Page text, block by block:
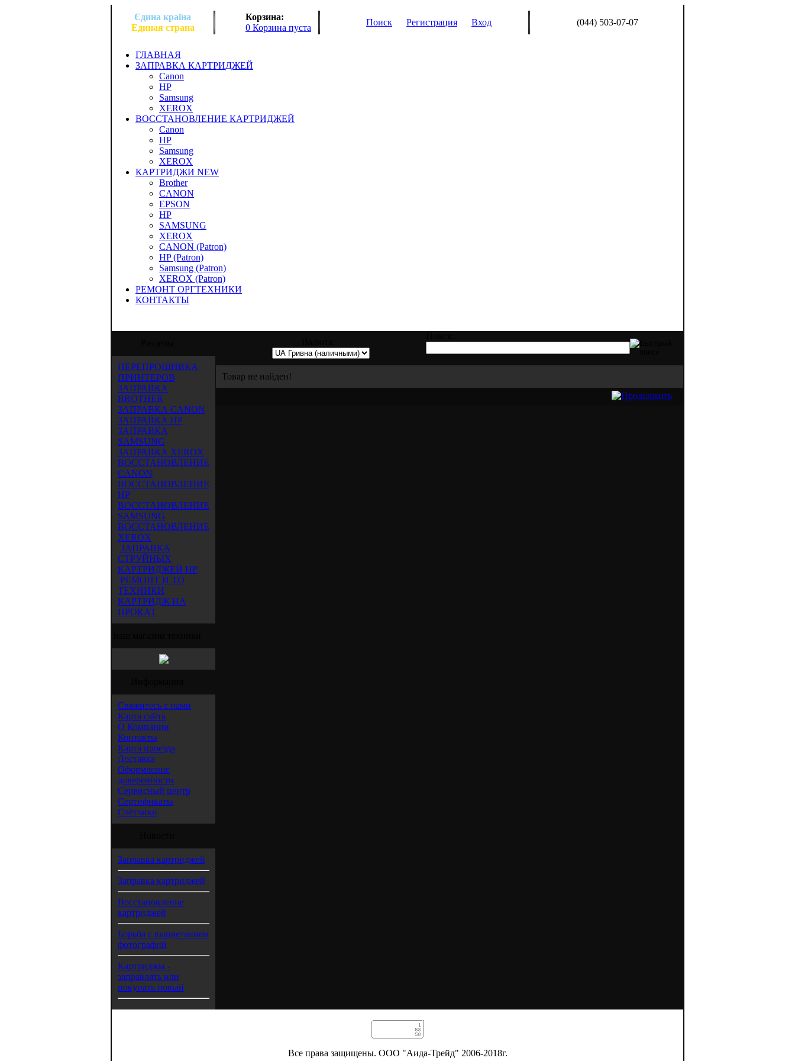
Єдина країна
Единая страна
Корзина:
0 Корзина пуста
Поиск Регистрация Вход (044) 503-07-07
ГЛАВНАЯ
ЗАПРАВКА КАРТРИДЖЕЙ
Canon
HP
Samsung
XEROX
ВОССТАНОВЛЕНИЕ КАРТРИДЖЕЙ
Canon
HP
Samsung
XEROX
КАРТРИДЖИ NEW
Brother
CANON
EPSON
HP
SAMSUNG
XEROX
CANON (Patron)
HP (Patron)
Samsung (Patron)
XEROX (Patron)
РЕМОНТ ОРГТЕХНИКИ
КОНТАКТЫ
ПЕРЕПРОШИВКА
ПРИНТЕРОВ
ЗАПРАВКА
BROTHER
ЗАПРАВКА CANON
ЗАПРАВКА HP
ЗАПРАВКА
SAMSUNG
ЗАПРАВКА XEROX
ВОССТАНОВЛЕНИЕ
CANON
ВОССТАНОВЛЕНИЕ
HP
ВОССТАНОВЛЕНИЕ
SAMSUNG
ВОССТАНОВЛЕНИЕ
XEROX
ЗАПРАВКА
СТРУЙНЫХ
КАРТРИДЖЕЙ HP
РЕМОНТ И ТО
ТЕХНИКИ
КАРТРИДЖ НА
ПРОКАТ
Свяжитесь с нами
Карта сайта
О Компании
Контакты
Карта проезда
Доставка
Оформление
доверенности
Сервисный центр
Сертификаты
Счётчики
Заправка картриджей
Заправка картриджей
Восстановление
картриджей
Борьба с выцветанием
фотографий
Картриджы -
заправлять или
покупать новый
Товар не найден!
Все права защищены. ООО "Аида-Трейд" 2006-2018г.